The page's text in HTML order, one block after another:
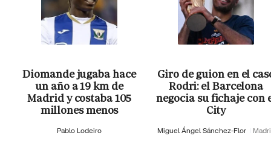
Diomande jugaba hace
un año a 19 km de
Madrid y costaba 105
millones menos
Pablo Lodeiro
Giro de guion en el
Rodri: el Barcelona
negocia su fichaje con
City
Miguel Ángel Sánchez-Flor